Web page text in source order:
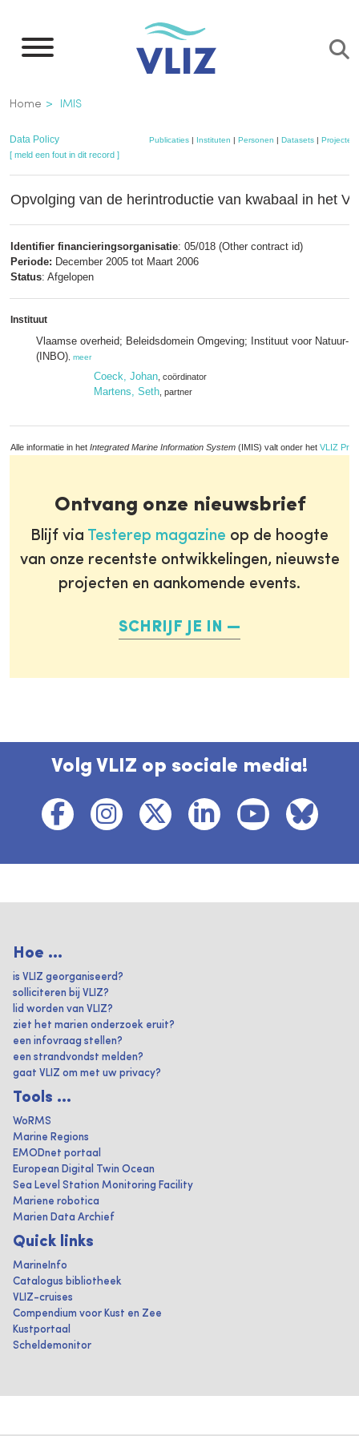
naar
inhoud
gaan
Kruimelpad
Home IMIS
Data Policy Publicaties | Instituten | Personen | Datasets | Projecten
[ meld een fout in dit record ]
Opvolging van de herintroductie van kwabaal in het
Identifier financieringsorganisatie: 05/018 (Other contract id)
Periode: December 2005 tot Maart 2006
Status: Afgelopen
Instituut
Vlaamse overheid; Beleidsdomein Omgeving; Instituut voor Natuur-
(INBO) meer
Coeck, Johan , coördinator
Martens, Seth , partner
Alle informatie in het Integrated Marine Information System (IMIS) valt onder het VLIZ
Ontvang onze nieuwsbrief
Blijf via Testerep magazine op de hoogte
van onze recentste ontwikkelingen, nieuwste
projecten en aankomende events.
SCHRIJF JE IN
Volg VLIZ op sociale media!
Hoe ...
is VLIZ georganiseerd?
solliciteren bij VLIZ?
lid worden van VLIZ?
ziet het marien onderzoek eruit?
een infovraag stellen?
een strandvondst melden?
gaat VLIZ om met uw privacy?
Tools ...
WoRMS
Marine Regions
EMODnet portaal
European Digital Twin Ocean
Sea Level Station Monitoring Facility
Mariene robotica
Marien Data Archief
Quick links
MarineInfo
Catalogus bibliotheek
VLIZ-cruises
Compendium voor Kust en Zee
Kustportaal
Scheldemonitor